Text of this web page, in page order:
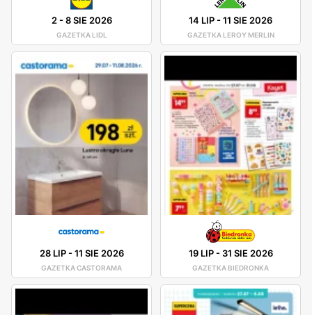
2-8 SIE 2026
GAZETKA LIDL
14 LIP-11 SIE 2026
GAZETKA LEROY MERLIN
28 LIP-11 SIE 2026
GAZETKA CASTORAMA
19 LIP- 31 SIE 2026
GAZETKA BIEDRONKA